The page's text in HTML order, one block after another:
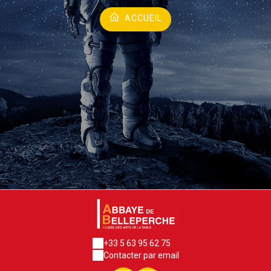
ACCUEIL
+33 5 63 95 62 75
Contacter par email